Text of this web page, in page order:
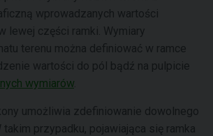
wprowadzanych wartości
lewej części ramki. Wymiary
terenu można definiować w ramce
wartości do pól bądź na pulpicie
wymiarów
umożliwia zdefiniowanie dowolnego
takim przypadku, pojawiająca się ramka